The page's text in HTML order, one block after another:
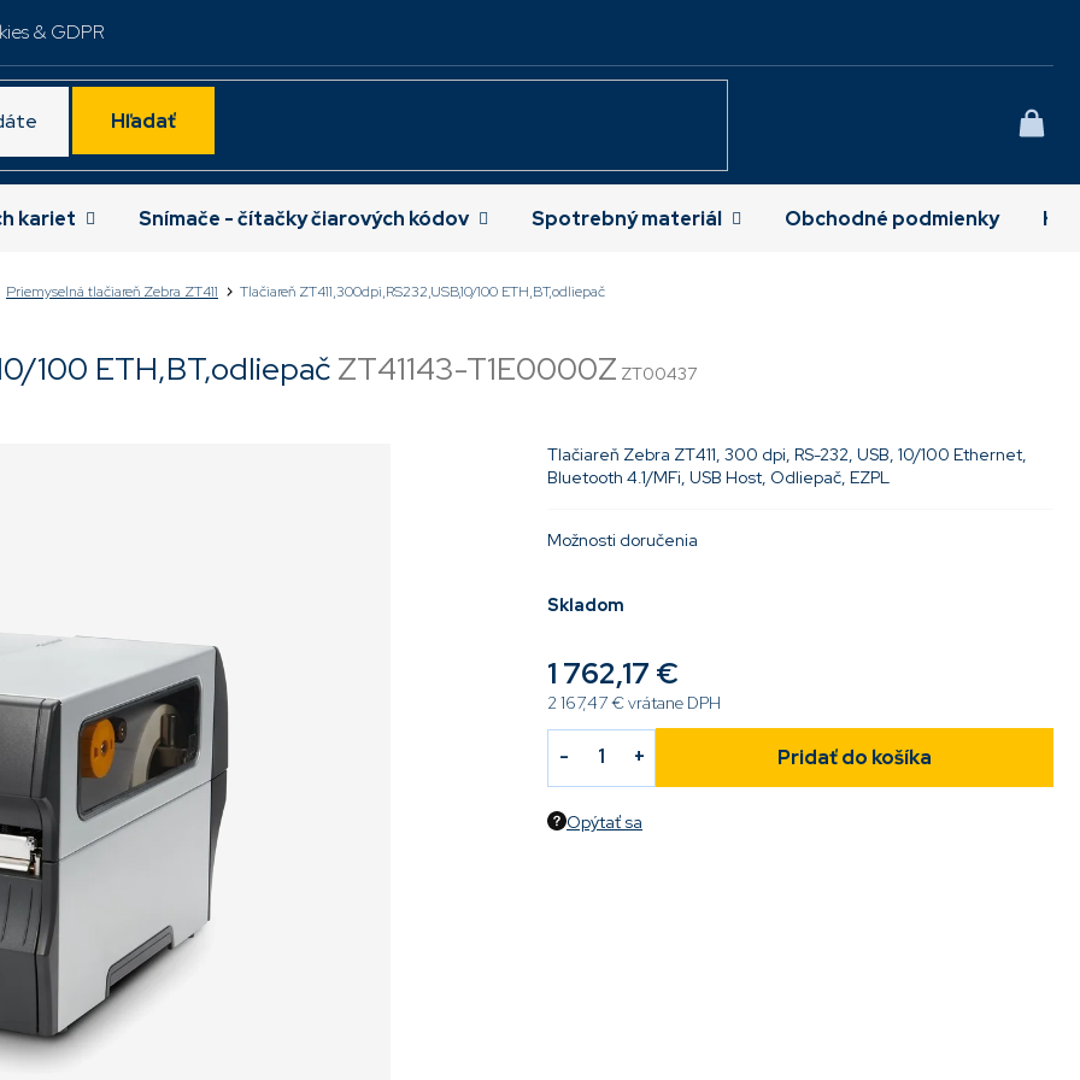
& GDPR
Hľadať
kariet Snímače - čítačky čiarových kódov Spotrebný materiál Obchodné podmienky
Priemyselná tlačiareň Zebra ZT411 Tlačiareň ZT411,300dpi,RS232,USB,10/100 ETH,BT,odliepač
100 ETH,BT,odliepač ZT41143-T1E0000Z ZT00437
1 762,17 €
2 167,47 € vrátane DPH
Skladom
Možnosti doručenia
Pridať do košíka
Tlačiareň Zebra ZT411, 300 dpi, RS-232, USB, 10/100 Ethernet,
Bluetooth 4.1/MFi, USB Host, Odliepač, EZPL
Opýtať sa